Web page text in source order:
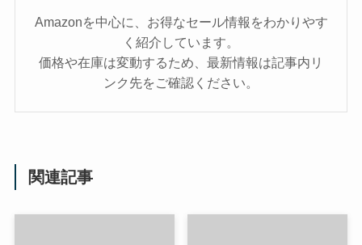
Amazonを中心に、お得なセール情報をわかりやす
く紹介しています。
価格や在庫は変動するため、最新情報は記事内リ
ンク先をご確認ください。
関連記事